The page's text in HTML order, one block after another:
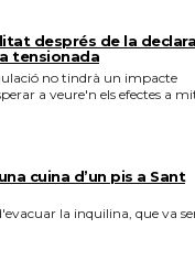
després de la
tensionada
no tindrà un impacte
a veure'n els efectes a
cuina d’un pis a Sant
la inquilina, que va